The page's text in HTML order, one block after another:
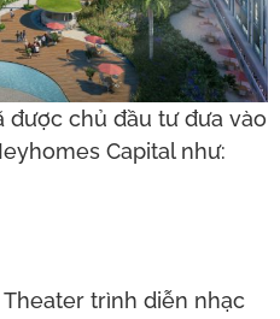
được chủ đầu tư đưa vào
Capital như:
trình diễn nhạc